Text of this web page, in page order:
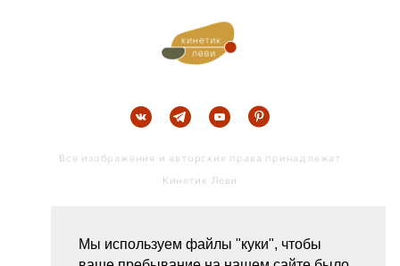
Мы используем файлы "куки", чтобы
Все изображения и авторские права принадлежат
Кинетик Леви
ЧТО ТАКОЕ МОБИЛЬ?